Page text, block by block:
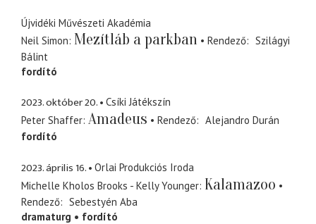
Újvidéki Művészeti Akadémia
Neil Simon Mezítláb a parkban Rendező
Szilágyi
Bálint
fordító
2023. október 20.
Csíki Játékszín
Peter Shaffer Amadeus Rendező
Alejandro Durán
fordító
2023. április 16.
Orlai Produkciós Iroda
Michelle Kholos Brooks - Kelly Younger Kalamazoo
Rendező
Sebestyén Aba
dramaturg
fordító